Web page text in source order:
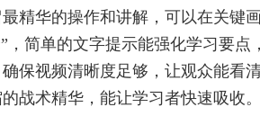
精华的操作和讲解，可以在关键
，简单的文字提示能强化学习要
保视频清晰度足够，让观众能看
战术精华，能让学习者快速吸收。